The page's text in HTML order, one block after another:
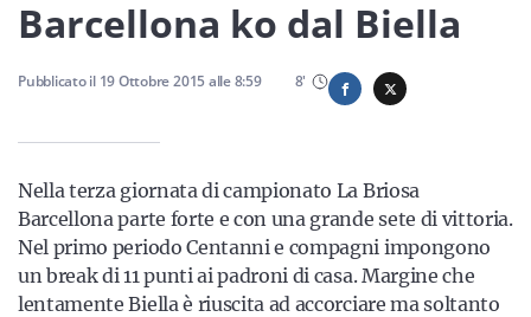
Servizi
Resta sempre aggiornato con le ultime news, iscriviti alla
nostra newsletter
Barcellona ko dal Biella
Pubblicato il 19 Ottobre 2015alle8:59 8'
Nella terza giornata di campionato La Briosa
Barcellona parte forte e con una grande sete di vittoria.
Nel primo periodo Centanni e compagni impongono
un break di 11 punti ai padroni di casa. Margine che
lentamente Biella è riuscita ad accorciare ma soltanto